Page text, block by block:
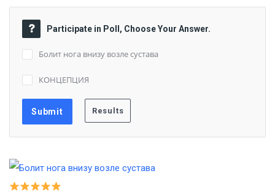
Participate in Poll, Choose Your Answer.
Болит нога внизу возле сустава
КОНЦЕПЦИЯ